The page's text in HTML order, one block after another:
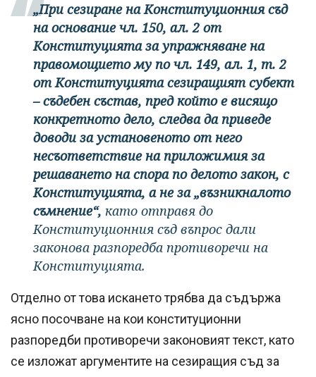
„При сезиране на Конституционния съд
на основание чл. 150, ал. 2 от
Конституцията за упражняване на
правомощието му по чл. 149, ал. 1, т. 2
от Конституцията сезиращият субект
– съдебен състав, пред който е висящо
конкретното дело, следва да приведе
доводи за установеното от него
несъответствие на приложимия за
решаването на спора по делото закон, с
Конституцията, а не за „възникналото
съмнение“, като отправя до
Конституционния съд въпрос дали
законова разпоредба противоречи на
Конституцията.
Отделно от това искането трябва да съдържа
ясно посочване на кои конституционни
разпоредби противоречи законовият текст, като
се изложат аргументите на сезиращия съд за